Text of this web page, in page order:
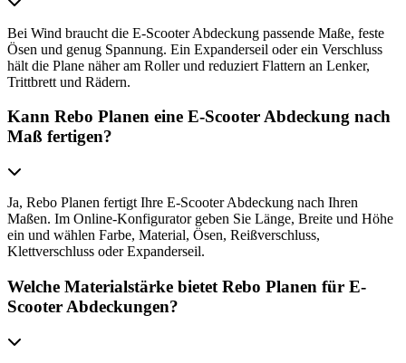
Bei Wind braucht die E-Scooter Abdeckung passende Maße, feste
Ösen und genug Spannung. Ein Expanderseil oder ein Verschluss
hält die Plane näher am Roller und reduziert Flattern an Lenker,
Trittbrett und Rädern.
Kann Rebo Planen eine E-Scooter Abdeckung nach
Maß fertigen?
Ja, Rebo Planen fertigt Ihre E-Scooter Abdeckung nach Ihren
Maßen. Im Online-Konfigurator geben Sie Länge, Breite und Höhe
ein und wählen Farbe, Material, Ösen, Reißverschluss,
Klettverschluss oder Expanderseil.
Welche Materialstärke bietet Rebo Planen für E-
Scooter Abdeckungen?